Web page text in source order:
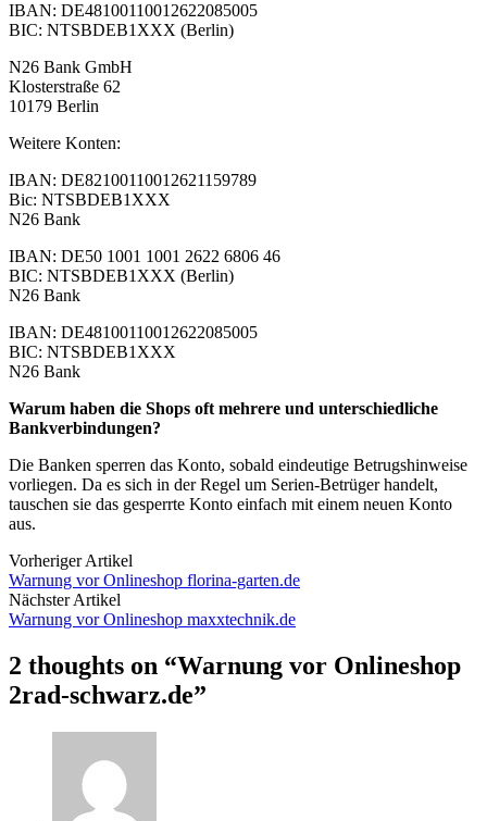
IBAN: DE48100110012622085005
BIC: NTSBDEB1XXX (Berlin)
N26 Bank GmbH
Klosterstraße 62
10179 Berlin
Weitere Konten:
IBAN: DE82100110012621159789
Bic: NTSBDEB1XXX
N26 Bank
IBAN: DE50 1001 1001 2622 6806 46
BIC: NTSBDEB1XXX (Berlin)
N26 Bank
IBAN: DE48100110012622085005
BIC: NTSBDEB1XXX
N26 Bank
Warum haben die Shops oft mehrere und unterschiedliche
Bankverbindungen?
Die Banken sperren das Konto, sobald eindeutige Betrugshinweise
vorliegen. Da es sich in der Regel um Serien-Betrüger handelt,
tauschen sie das gesperrte Konto einfach mit einem neuen Konto
aus.
Vorheriger Artikel
Warnung vor Onlineshop florina-garten.de
Nächster Artikel
Warnung vor Onlineshop maxxtechnik.de
2 thoughts on “Warnung vor Onlineshop
2rad-schwarz.de”